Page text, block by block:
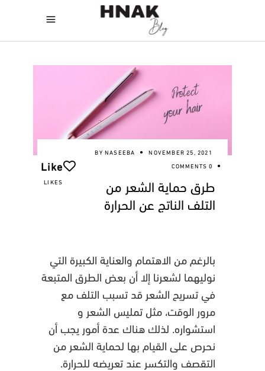
NOVEMBER 25, 2021
BYNASEEBA
0 COMMENTS
Like
LIKES
طرق حماية الشعر من
التلف الناتج عن الحرارة
بالرغم من الاهتمام والعناية الكبيرة التي
نوليهما لشعرنا إلا أن بعض الطرق المتبعة
في تسريح الشعر قد تسبب التلف مع
مرور الوقت، مثل تمليس الشعر و
استشواره. لذلك هناك عدة أمور يجب أن
نحرص على القيام بها لحماية الشعر من
التقصف والتكسر عند تعريضه للحرارة.